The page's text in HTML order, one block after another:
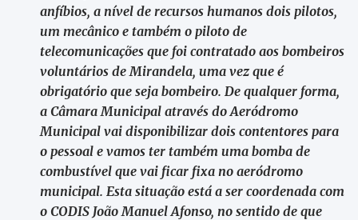
anfíbios, a nível de recursos humanos dois pilotos,
um mecânico e também o piloto de
telecomunicações que foi contratado aos bombeiros
voluntários de Mirandela, uma vez que é
obrigatório que seja bombeiro. De qualquer forma,
a Câmara Municipal através do Aeródromo
Municipal vai disponibilizar dois contentores para
o pessoal e vamos ter também uma bomba de
combustível que vai ficar fixa no aeródromo
municipal. Esta situação está a ser coordenada com
o CODIS João Manuel Afonso, no sentido de que